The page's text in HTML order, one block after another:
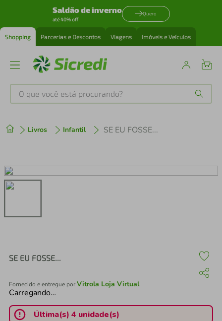
Saldão de inverno
até 40% off
Quero
Shopping Parcerias e Descontos Viagens Imóveis e Veículos
O que você está procurando?
Livros Infantil SE EU FOSSE...
SE EU FOSSE...
Fornecido e entregue porVitrola Loja Virtual
Carregando…
Última(s) 4 unidade(s)
2º cafeteira